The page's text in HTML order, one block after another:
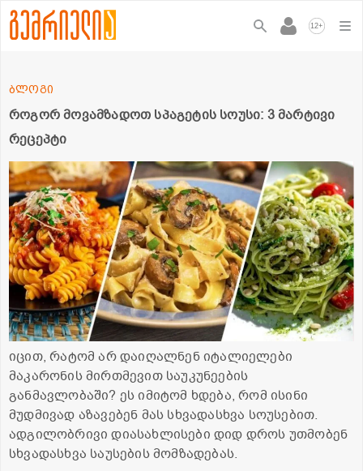
12+
როგორ მოვამზადოთ სპაგეტის სოუსი: 3 მარტივი
რეცეპტი
ბლოგი
იცით, რატომ არ დაიღალნენ იტალიელები
მაკარონის მირთმევით საუკუნეების
განმავლობაში? ეს იმიტომ ხდება, რომ ისინი
მუდმივად აზავებენ მას სხვადასხვა სოუსებით.
ადგილობრივი დიასახლისები დიდ დროს უთმობენ
სხვადასხვა საუსების მომზადებას.